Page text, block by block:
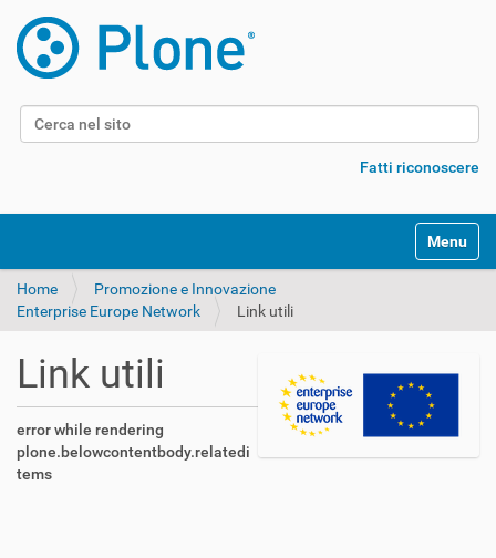
Cerca nel sito
Fatti riconoscere
Alterna
Home
Promozione e Innovazione
Enterprise Europe Network
Link utili
Link utili
error while rendering
plone.belowcontentbody.relatedi
tems